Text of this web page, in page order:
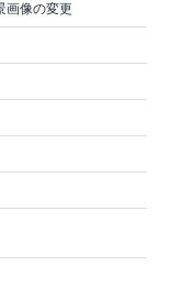
画像の変更